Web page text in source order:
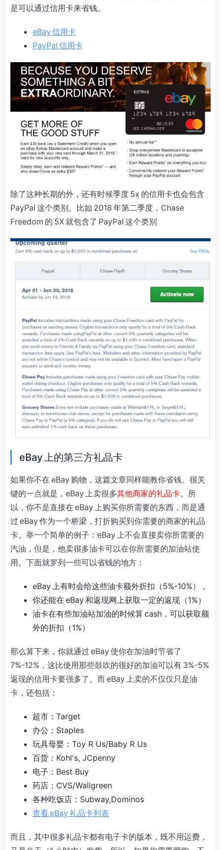
是可以通过信用卡来省钱。
eBay 信用卡
PayPal 信用卡
除了这种长期的外，还有时候季度 5x 的信用卡也会包含
PayPal 这个类别。比如 2018 年第二季度，Chase
Freedom 的 5X 就包含了 PayPal 这个类别
eBay 上的第三方礼品卡
如果你不在 eBay 购物，这篇文章同样能教你省钱。很关
键的一点就是，eBay 上卖很多其他商家的礼品卡。所
以，你不是直接在 eBay 上购买你所需要的东西，而是通
过 eBay 作为一个桥梁，打折购买到你需要的商家的礼品
卡。举一个简单的例子：eBay 上不会直接卖你所需要的
汽油，但是，他卖很多油卡可以在你所需要的加油站使
用。下面就罗列一些可以省钱的地方：
eBay 上有时会给这些油卡额外折扣（5%-10%），
你还能在 eBay 和返现网上获取一定的返现（1%）
油卡在有些加油站加油的时候算 cash，可以获取额
外的折扣（1%）
那么算下来，你就通过 eBay 使你在加油时节省了
7%-12%，这比使用那些鼓吹的很好的加油可以有 3%-5%
返现的信用卡要强多了。而 eBay 上卖的不仅仅只是油
卡，还包括：
超市：Target
办公：Staples
玩具母婴：Toy R Us/Baby R Us
百货：Kohl's, JCpenny
电子：Best Buy
药店：CVS/Wallgreen
各种吃饭店：Subway,Dominos
查看 eBay 礼品卡列表
而且，其中很多礼品卡都有电子卡的版本，既不用运费，